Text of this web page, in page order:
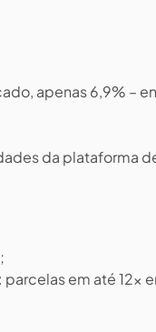
apenas 6,9% –
da plataforma
em até 12x